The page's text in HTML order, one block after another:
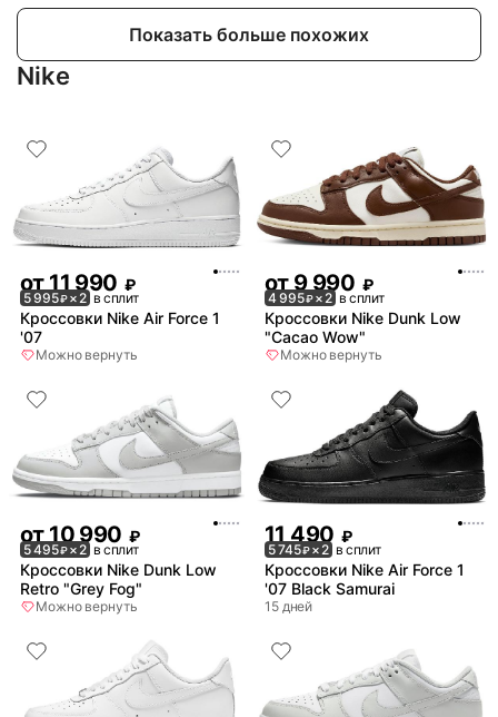
Показать больше похожих
Nike
от11 990 ₽
5 995₽× 2 в сплит
Кроссовки Nike Air Force 1
'07
Можно вернуть
от9 990 ₽
4 995₽× 2 в сплит
Кроссовки Nike Dunk Low
"Cacao Wow"
Можно вернуть
от10 990 ₽
5 495₽× 2 в сплит
Кроссовки Nike Dunk Low
Retro "Grey Fog"
Можно вернуть
11 490 ₽
5 745₽× 2 в сплит
Кроссовки Nike Air Force 1
'07 Black Samurai
15 дней